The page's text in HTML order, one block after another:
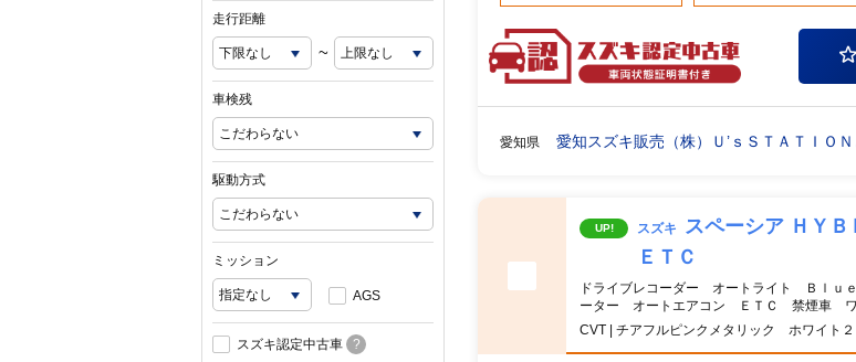
走行距離
~
車検残
駆動方式
ミッション
AGS
スズキ認定中古車
?
愛知県 愛知スズキ販売（株）Ｕ’ｓＳＴＡＴＩＯ
UP! スズキ
スペーシア Ｈ
ＥＴＣ
ドライブレコーダー オートライト Ｂｌ
ーター オートエアコン ＥＴＣ 禁煙車 ワ
CVT | チアフルピンクメタリック ホワイト